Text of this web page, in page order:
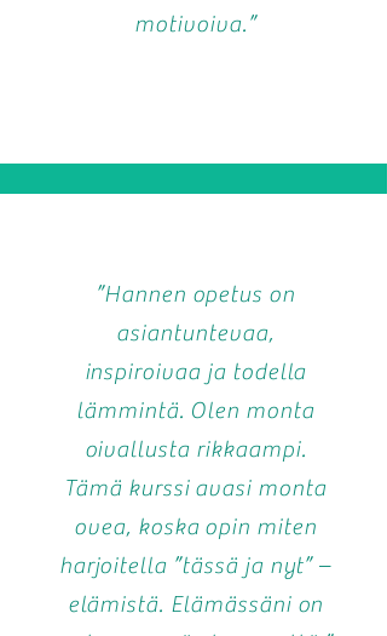
motivoiva.”
”Hannen opetus on
asiantuntevaa,
inspiroivaa ja todella
lämmintä. Olen monta
oivallusta rikkaampi.
Tämä kurssi avasi monta
ovea, koska opin miten
harjoitella ”tässä ja nyt” –
elämistä. Elämässäni on